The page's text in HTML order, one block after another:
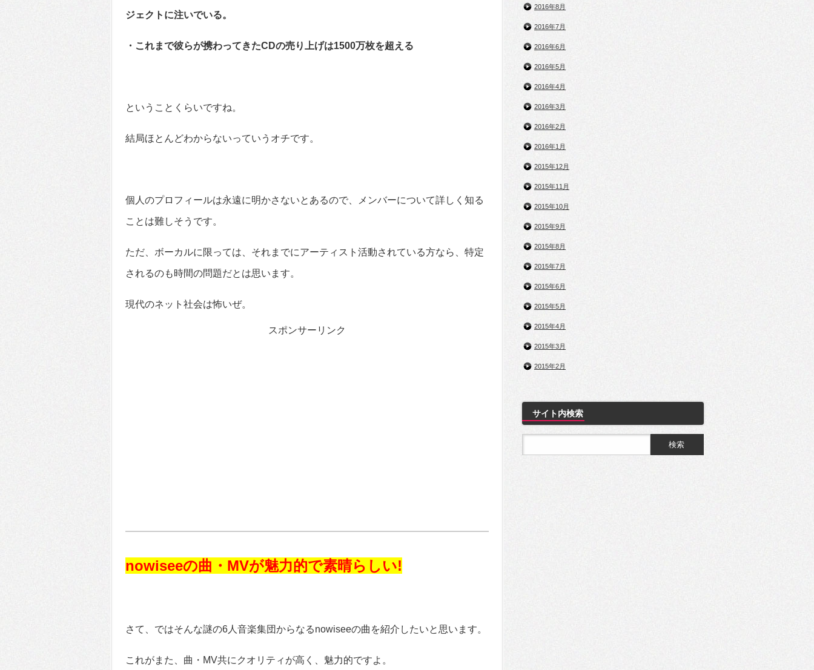
ジェクトに注いでいる。
・これまで彼らが携わってきたCDの売り上げは1500万枚を超える
ということくらいですね。
結局ほとんどわからないっていうオチです。
個人のプロフィールは永遠に明かさないとあるので、メンバーについて詳しく知る
ことは難しそうです。
ただ、ボーカルに限っては、それまでにアーティスト活動されている方なら、特定
されるのも時間の問題だとは思います。
現代のネット社会は怖いぜ。
スポンサーリンク
nowiseeの曲・MVが魅力的で素晴らしい!
さて、ではそんな謎の6人音楽集団からなるnowiseeの曲を紹介したいと思います。
これがまた、曲・MV共にクオリティが高く、魅力的ですよ。
2016年8月
2016年7月
2016年6月
2016年5月
2016年4月
2016年3月
2016年2月
2016年1月
2015年12月
2015年11月
2015年10月
2015年9月
2015年8月
2015年7月
2015年6月
2015年5月
2015年4月
2015年3月
2015年2月
サイト内検索